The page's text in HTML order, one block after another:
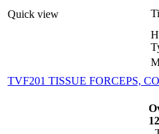
Quick view
TVF201 TISSUE FORCEPS,